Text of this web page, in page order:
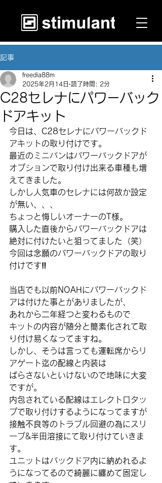
記事
C28セレナにパワーバック
ドアキット
freedia88m
2025年2月14日 読了時間: 2分
今日は、C28セレナにパワーバックド
アキットの取り付けです。
最近のミニバンはパワーバックドアが
オプションで取り付け出来る車種も増
えてきました。
しかし人気車のセレナには何故か設定
が無い、、、
ちょっと悔しいオーナーのT様。
購入した直後からパワーバックドアは
絶対に付けたいと狙ってました（笑）
今回は念願のパワーバックドアの取り
付けです‼️
当店でも以前NOAHにパワーバックド
アは付けた事とがありましたが、
あれから二年経つと変わるもので
キットの内容が随分と簡素化されて取
り付け易くなってますね。
しかし、そうは言っても運転席からリ
アゲート迄の配線と内装は
ばらさないといけないので地味に大変
ですが。
内包されている配線はエレクトロタッ
プで取り付けするようになってますが
接触不良等のトラブル回避の為にスリ
ーブ&半田溶接にて取り付けていきま
す。
ユニットはバックドア内に納めれるよ
うになってるので綺麗に纏めて固定し